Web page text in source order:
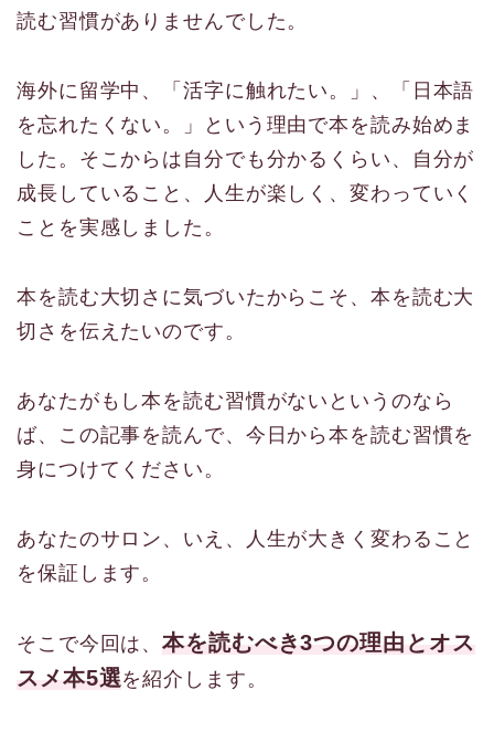
読む習慣がありませんでした。
海外に留学中、「活字に触れたい。」、「日本語
を忘れたくない。」という理由で本を読み始めま
した。そこからは自分でも分かるくらい、自分が
成長していること、人生が楽しく、変わっていく
ことを実感しました。
本を読む大切さに気づいたからこそ、本を読む大
切さを伝えたいのです。
あなたがもし本を読む習慣がないというのなら
ば、この記事を読んで、今日から本を読む習慣を
身につけてください。
あなたのサロン、いえ、人生が大きく変わること
を保証します。
そこで今回は、本を読むべき3つの理由とオス
スメ本5選を紹介します。